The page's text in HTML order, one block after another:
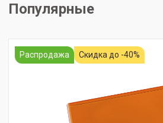
Популярные
Распродажа Скидка до -40%